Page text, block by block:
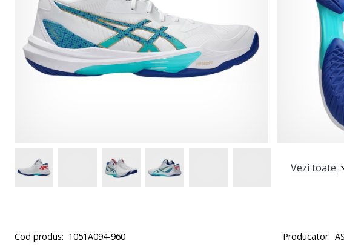
Vezi toate
Cod produs: 1051A094-960 Producator: